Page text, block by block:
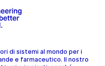
di sistemi al mondo per i
e farmaceutico. Il nostro